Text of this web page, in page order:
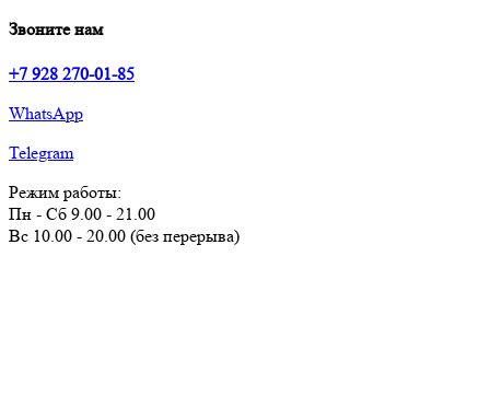
Звоните нам
+7 928 270-01-85
WhatsApp
Telegram
Режим работы:
Пн - Сб 9.00 - 21.00
Вс 10.00 - 20.00 (без перерыва)